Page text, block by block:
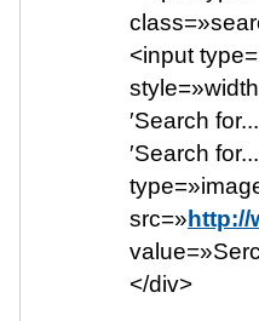
<input
′Search
′Search
src=»http://
</div>